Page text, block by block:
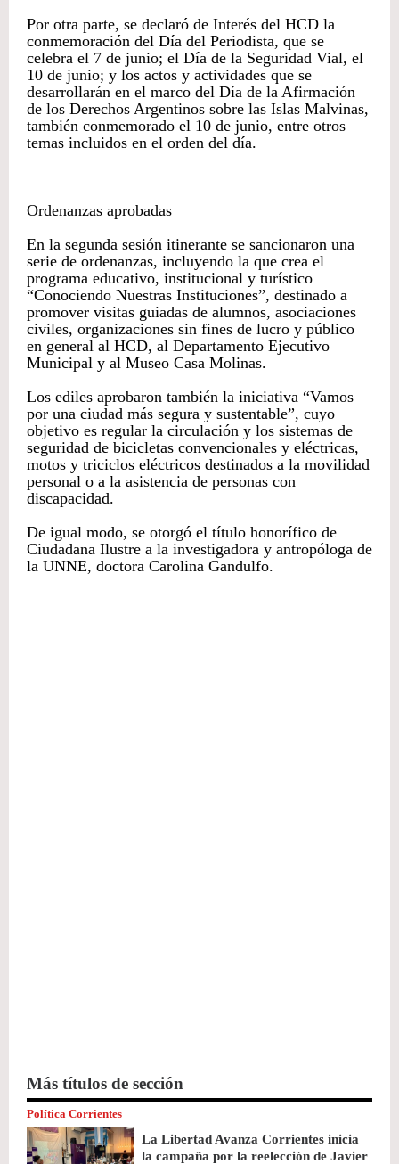
Por otra parte, se declaró de Interés del HCD la
conmemoración del Día del Periodista, que se
celebra el 7 de junio; el Día de la Seguridad Vial, el
10 de junio; y los actos y actividades que se
desarrollarán en el marco del Día de la Afirmación
de los Derechos Argentinos sobre las Islas Malvinas,
también conmemorado el 10 de junio, entre otros
temas incluidos en el orden del día.
Ordenanzas aprobadas
En la segunda sesión itinerante se sancionaron una
serie de ordenanzas, incluyendo la que crea el
programa educativo, institucional y turístico
“Conociendo Nuestras Instituciones”, destinado a
promover visitas guiadas de alumnos, asociaciones
civiles, organizaciones sin fines de lucro y público
en general al HCD, al Departamento Ejecutivo
Municipal y al Museo Casa Molinas.
Los ediles aprobaron también la iniciativa “Vamos
por una ciudad más segura y sustentable”, cuyo
objetivo es regular la circulación y los sistemas de
seguridad de bicicletas convencionales y eléctricas,
motos y triciclos eléctricos destinados a la movilidad
personal o a la asistencia de personas con
discapacidad.
De igual modo, se otorgó el título honorífico de
Ciudadana Ilustre a la investigadora y antropóloga de
la UNNE, doctora Carolina Gandulfo.
Más títulos de sección
Política Corrientes
La Libertad Avanza Corrientes inicia
la campaña por la reelección de Javier